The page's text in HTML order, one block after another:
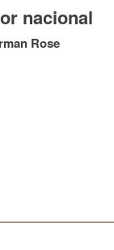
nacional
Rose